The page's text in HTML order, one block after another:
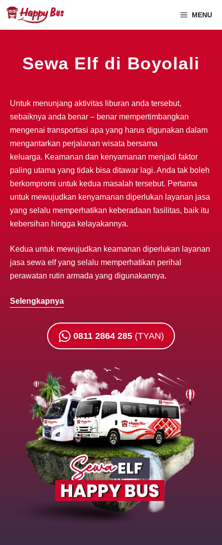
MENU
Sewa Elf di Boyolali
Untuk menunjang aktivitas liburan anda tersebut,
sebaiknya anda benar – benar mempertimbangkan
mengenai transportasi apa yang harus digunakan dalam
mengantarkan perjalanan wisata bersama
keluarga. Keamanan dan kenyamanan menjadi faktor
paling utama yang tidak bisa ditawar lagi. Anda tak boleh
berkompromi untuk kedua masalah tersebut. Pertama
untuk mewujudkan kenyamanan diperlukan layanan jasa
yang selalu memperhatikan keberadaan fasilitas, baik itu
kebersihan hingga kelayakannya.
Kedua untuk mewujudkan keamanan diperlukan layanan
jasa sewa elf yang selalu memperhatikan perihal
perawatan rutin armada yang digunakannya.
Selengkapnya
0811 2864 285 (TYAN)